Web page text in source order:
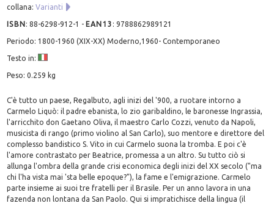
collana:Varianti
ISBN:88-6298-912-1 - EAN13 :9788862989121
Periodo: 1800-1960 (XIX-XX) Moderno,1960- Contemporaneo
Testo in:
Peso: 0.259 kg
C'è tutto un paese, Regalbuto, agli inizi del '900, a ruotare intorno a
Carmelo Liquò: il padre ebanista, lo zio garibaldino, le baronesse Ingrassia,
l'arricchito don Gaetano Oliva, il maestro Carlo Cozzi, venuto da Napoli,
musicista di rango (primo violino al San Carlo), suo mentore e direttore del
complesso bandistico S. Vito in cui Carmelo suona la tromba. E poi c'è
l'amore contrastato per Beatrice, promessa a un altro. Su tutto ciò si
allunga l'ombra della grande crisi economica degli inizi del XX secolo ("ma
chi l'ha vista mai 'sta belle epoque?"), la fame e l'emigrazione. Carmelo
parte insieme ai suoi tre fratelli per il Brasile. Per un anno lavora in una
fazenda non lontana da San Paolo. Qui si impratichisce della lingua (il